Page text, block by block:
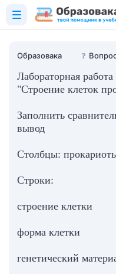
Образовака ❓
Лабораторная
"Строение клеток
Заполнить
вывод
Столбцы:
Строки:
строение клетки
форма клетки
генетический